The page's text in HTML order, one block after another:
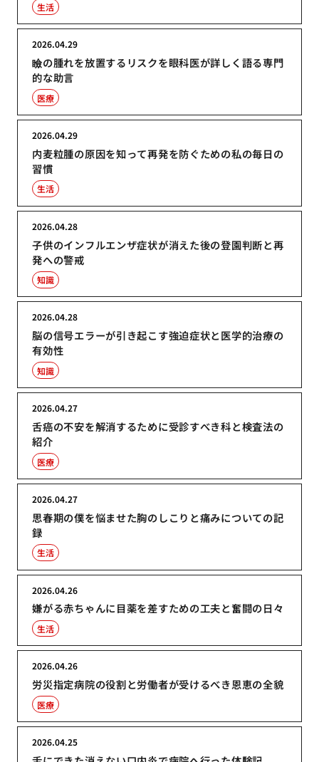
生活
瞼の腫れを放置するリスクを眼科医が詳しく語る専門
的な助言
2026.04.29
医療
内麦粒腫の原因を知って再発を防ぐための私の毎日の
習慣
2026.04.29
生活
子供のインフルエンザ症状が消えた後の登園判断と再
発への警戒
2026.04.28
知識
脳の信号エラーが引き起こす強迫症状と医学的治療の
有効性
2026.04.28
知識
舌癌の不安を解消するために受診すべき科と検査法の
紹介
2026.04.27
医療
思春期の僕を悩ませた胸のしこりと痛みについての記
録
2026.04.27
生活
嫌がる赤ちゃんに目薬を差すための工夫と奮闘の日々
2026.04.26
生活
労災指定病院の役割と労働者が受けるべき恩恵の全貌
2026.04.26
医療
2026.04.25